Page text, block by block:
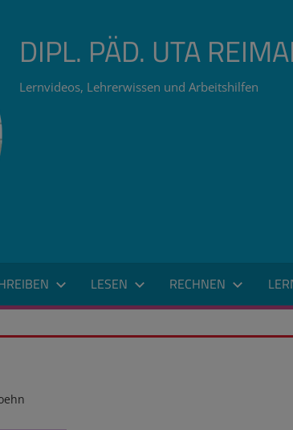
DIPL. PÄD. UTA
Lernvideos, Lehrerwissen und Arbeitshilfen
LESEN RECHNEN